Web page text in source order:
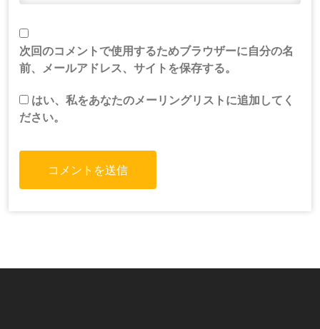
次回のコメントで使用するためブラウザーに自分の名
前、メールアドレス、サイトを保存する。
はい、私をあなたのメーリングリストに追加してく
ださい。